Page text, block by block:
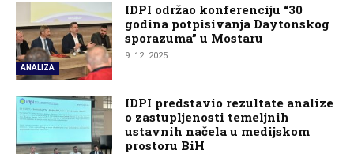
ANALIZA
IDPI održao konferenciju “30
godina potpisivanja Daytonskog
sporazuma” u Mostaru
9. 12. 2025.
IDPI predstavio rezultate analize
o zastupljenosti temeljnih
ustavnih načela u medijskom
prostoru BiH